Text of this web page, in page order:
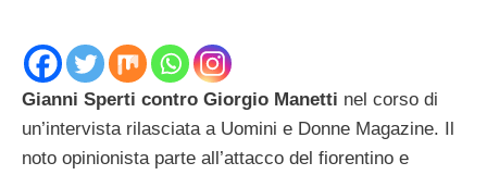
Gianni Sperti contro Giorgio Manetti nel corso di
un’intervista rilasciata a Uomini e Donne Magazine. Il
noto opinionista parte all’attacco del fiorentino e